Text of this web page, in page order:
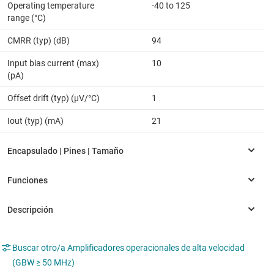
Operating temperature
range (°C)
-40 to 125
CMRR (typ) (dB) 94
Input bias current (max)
(pA)
10
Offset drift (typ) (µV/°C) 1
Iout (typ) (mA) 21
Buscar otro/a Amplificadores operacionales de alta velocidad
(GBW ≥ 50 MHz)